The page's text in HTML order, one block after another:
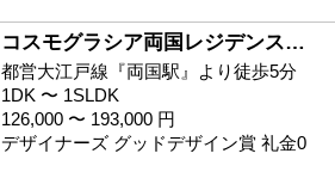
コスモグラシア両国レジデンス…
都営大江戸線『両国駅』より徒歩5分
1DK 〜 1SLDK
126,000 〜 193,000 円
デザイナーズ グッドデザイン賞 礼金0